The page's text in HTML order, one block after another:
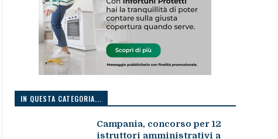
IN QUESTA CATEGORIA...
Campania, concorso per 12
istruttori amministrativi a